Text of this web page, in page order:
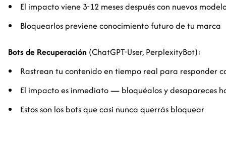
El impacto viene 3-12 meses después con nuevos
Bloquearlos previene conocimiento futuro de tu marca
Bots de Recuperación (ChatGPT-User, PerplexityBot):
Rastrean tu contenido en tiempo real para responder
El impacto es inmediato — bloquéalos y desapareces
Estos son los bots que casi nunca querrás bloquear